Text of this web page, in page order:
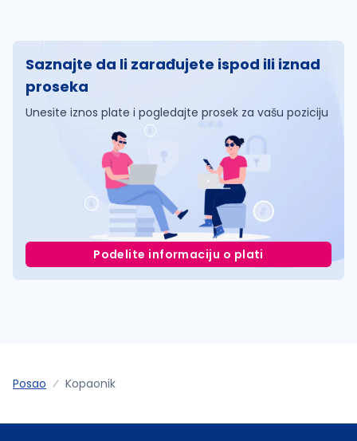
Saznajte da li zarađujete ispod ili iznad
proseka
Unesite iznos plate i pogledajte prosek za vašu poziciju
Podelite informaciju o plati
Posao Kopaonik